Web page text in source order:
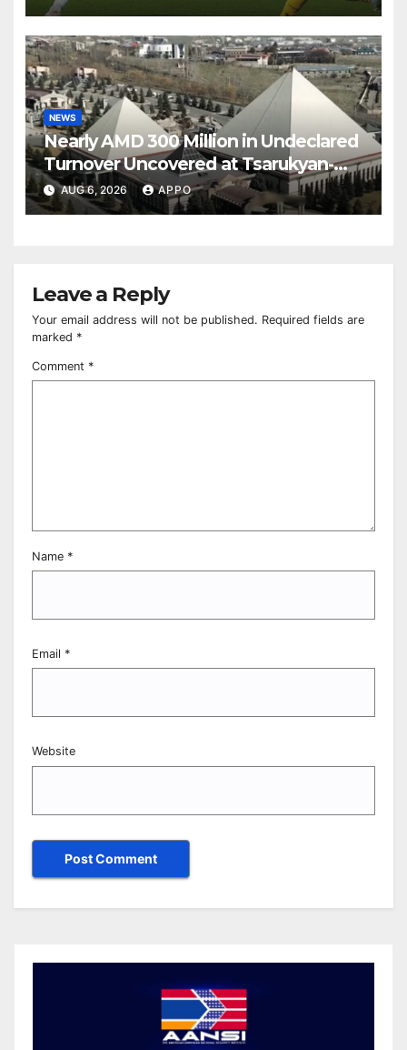
NEWS
Nearly AMD 300 Million in Undeclared
Turnover Uncovered at Tsarukyan-
Owned Entertainment Center
AUG 6, 2026 APPO
Leave a Reply
Your email address will not be published. Required fields are
marked *
Comment *
Name *
Email *
Website